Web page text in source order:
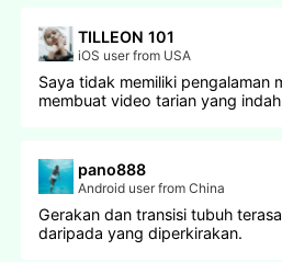
TILLEON 101
iOS user from USA
Saya tidak memiliki pengalaman
membuat video tarian yang
pano888
Android user from China
Gerakan dan transisi tubuh
daripada yang diperkirakan.